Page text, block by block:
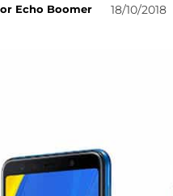
Echo Boomer 18/10/2018